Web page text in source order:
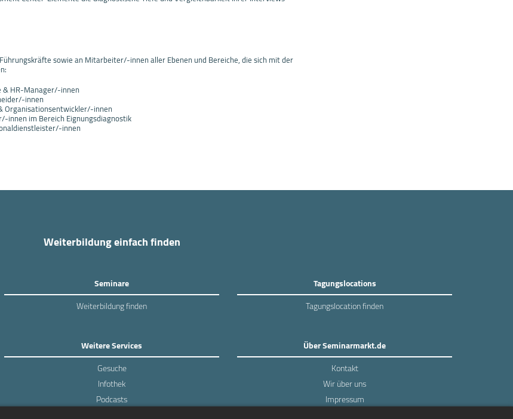
sowie an Mitarbeiter/-innen aller Ebenen und Bereiche, die sich mit der
HR-Manager/-innen
innen
Organisationsentwickler/-innen
innen im Bereich Eignungsdiagnostik
innen
Weiterbildung einfach finden
Seminare
Weiterbildung finden
Tagungslocations
Tagungslocation finden
Weitere Services
Gesuche
Infothek
Podcasts
Über Seminarmarkt.de
Kontakt
Wir über uns
Impressum